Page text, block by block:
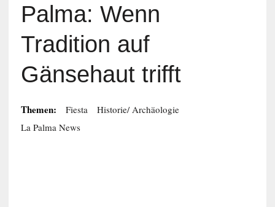
Palma: Wenn
Tradition auf
Gänsehaut trifft
Themen: Fiesta
Historie/ Archäologie
La Palma News